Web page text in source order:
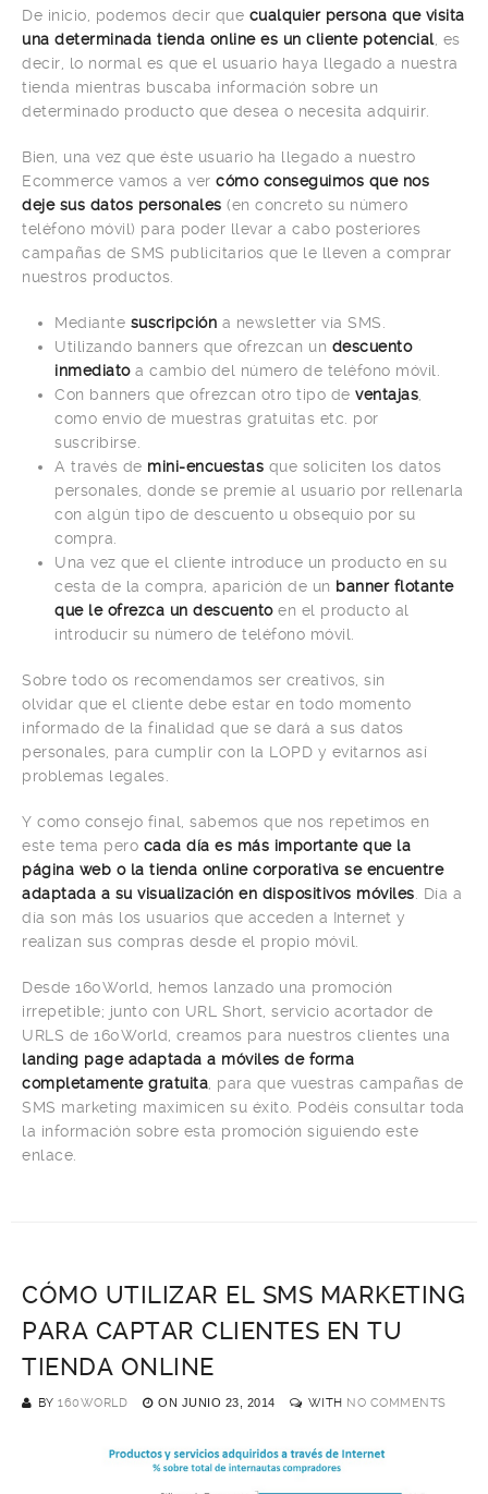
De inicio, podemos decir que cualquier persona que visita
una determinada tienda online es un cliente potencial, es
decir, lo normal es que el usuario haya llegado a nuestra
tienda mientras buscaba información sobre un
determinado producto que desea o necesita adquirir.
Bien, una vez que éste usuario ha llegado a nuestro
Ecommerce vamos a ver cómo conseguimos que nos
deje sus datos personales (en concreto su número
teléfono móvil) para poder llevar a cabo posteriores
campañas de SMS publicitarios que le lleven a comprar
nuestros productos.
Mediante suscripción a newsletter vía SMS.
Utilizando banners que ofrezcan un descuento
inmediatoa cambio del número de teléfono móvil.
Con banners que ofrezcan otro tipo de ventajas
como envío de muestras gratuitas etc. por
suscribirse.
A través de mini-encuestas que soliciten los datos
personales, donde se premie al usuario por rellenarla
con algún tipo de descuento u obsequio por su
compra.
Una vez que el cliente introduce un producto en su
cesta de la compra, aparición de un banner flotante
que le ofrezca un descuentoen el producto al
introducir su número de teléfono móvil.
Sobre todo os recomendamos ser creativos, sin
olvidar que el cliente debe estar en todo momento
informado de la finalidad que se dará a sus datos
personales, para cumplir con la LOPD y evitarnos así
problemas legales.
Y como consejo final, sabemos que nos repetimos en
este tema pero cada día es más importante que la
página web o la tienda online corporativa se encuentre
adaptada a su visualización en dispositivos móviles . Día a
día son más los usuarios que acceden a Internet y
realizan sus compras desde el propio móvil.
Desde 160World, hemos lanzado una promoción
irrepetible; junto con URL Short, servicio acortador de
URLS de 160World, creamos para nuestros clientes una
landing page adaptada a móviles de forma
completamente gratuita , para que vuestras campañas de
SMS marketing maximicen su éxito. Podéis consultar toda
la información sobre esta promoción siguiendo este
enlace.
CÓMO UTILIZAR EL SMS MARKETING
PARA CAPTAR CLIENTES EN TU
TIENDA ONLINE
BY 160WORLD ON JUNIO 23, 2014 WITH NO COMMENTS